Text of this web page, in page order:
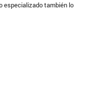
especializado también lo